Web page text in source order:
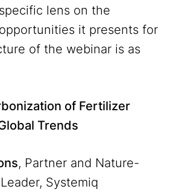
lens on the
it presents for
of the webinar is as
of Fertilizer
Trends
, Partner and Nature-
Systemiq